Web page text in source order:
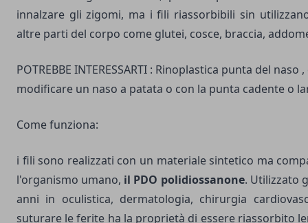
innalzare gli zigomi, ma i fili riassorbibili sin
altre parti del corpo come glutei, cosce, braccia,
POTREBBE INTERESSARTI : Rinoplastica punta del naso
modificare un naso a patata o con la punta cadente o
Come funziona:
i fili sono realizzati con un materiale sintetico ma
l'organismo umano, il PDO polidiossanone. Utilizzato
anni in oculistica, dermatologia, chirurgia
suturare le ferite ha la proprietà di essere riassorbito